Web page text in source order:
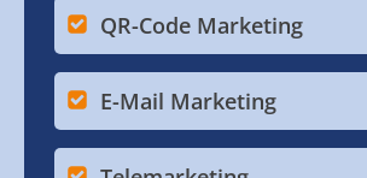
QR-Code Marketing
E-Mail Marketing